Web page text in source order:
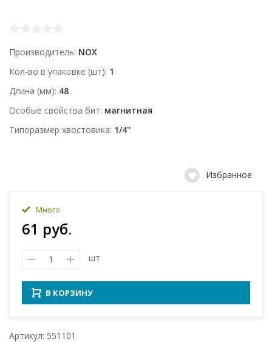
Производитель NOX
Кол-во в упаковке (шт) 1
Длина (мм) 48
Особые свойства бит магнитная
Типоразмер xвостовика 1/4''
Избранное
Много
61 руб.
шт
В КОРЗИНУ
Артикул: 551101